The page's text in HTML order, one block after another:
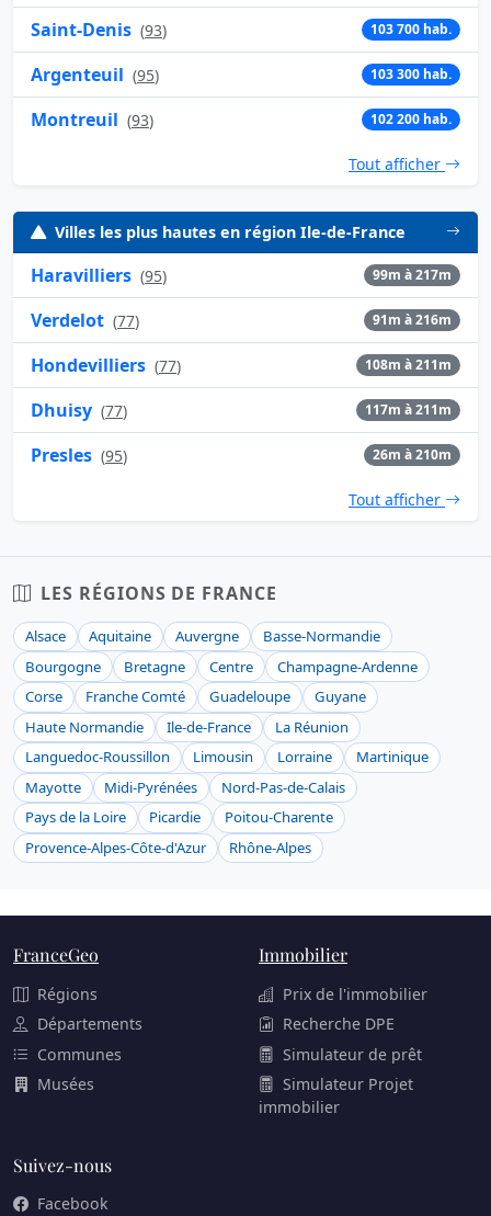
Saint-Denis (93) 103 700 hab.
Argenteuil (95) 103 300 hab.
Montreuil (93) 102 200 hab.
Tout afficher
Villes les plus hautes en région Ile-de-France
Haravilliers (95) 99m à 217m
Verdelot (77) 91m à 216m
Hondevilliers (77) 108m à 211m
Dhuisy (77) 117m à 211m
Presles (95) 26m à 210m
Tout afficher
LES RÉGIONS DE FRANCE
Alsace Aquitaine Auvergne
Basse-Normandie
Bourgogne
Bretagne Centre
Champagne-Ardenne
Corse
Franche Comté Guadeloupe
Guyane
Haute Normandie
Ile-de-France
La Réunion
Languedoc-Roussillon
Limousin Lorraine
Martinique
Mayotte
Midi-Pyrénées
Nord-Pas-de-Calais
Pays de la Loire
Picardie
Poitou-Charente
Provence-Alpes-Côte-d'Azur
Rhône-Alpes
FranceGeo
Régions
Départements
Communes
Musées
Immobilier
Prix de l'immobilier
Recherche DPE
Simulateur de prêt
Simulateur Projet
immobilier
Suivez-nous
Facebook